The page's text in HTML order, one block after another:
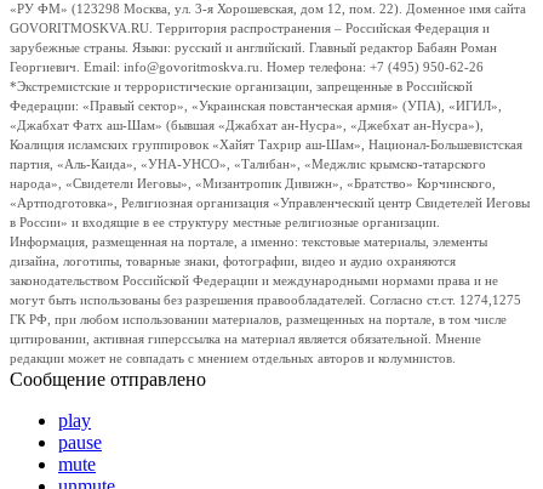
«РУ ФМ» (123298 Москва, ул. 3-я Хорошевская, дом 12, пом. 22). Доменное имя сайта
GOVORITMOSKVA.RU. Территория распространения – Российская Федерация и
зарубежные страны. Языки: русский и английский. Главный редактор Бабаян Роман
Георгиевич. Email: info@govoritmoskva.ru. Номер телефона: +7 (495) 950-62-26
*Экстремистские и террористические организации, запрещенные в Российской
Федерации: «Правый сектор», «Украинская повстанческая армия» (УПА), «ИГИЛ»,
«Джабхат Фатх аш-Шам» (бывшая «Джабхат ан-Нусра», «Джебхат ан-Нусра»),
Коалиция исламских группировок «Хайят Тахрир аш-Шам», Национал-Большевистская
партия, «Аль-Каида», «УНА-УНСО», «Талибан», «Меджлис крымско-татарского
народа», «Свидетели Иеговы», «Мизантропик Дивижн», «Братство» Корчинского,
«Артподготовка», Религиозная организация «Управленческий центр Свидетелей Иеговы
в России» и входящие в ее структуру местные религиозные организации.
Информация, размещенная на портале, а именно: текстовые материалы, элементы
дизайна, логотипы, товарные знаки, фотографии, видео и аудио охраняются
законодательством Российской Федерации и международными нормами права и не
могут быть использованы без разрешения правообладателей. Согласно ст.ст. 1274,1275
ГК РФ, при любом использовании материалов, размещенных на портале, в том числе
цитировании, активная гиперссылка на материал является обязательной. Мнение
редакции может не совпадать с мнением отдельных авторов и колумнистов.
Сообщение отправлено
play
pause
mute